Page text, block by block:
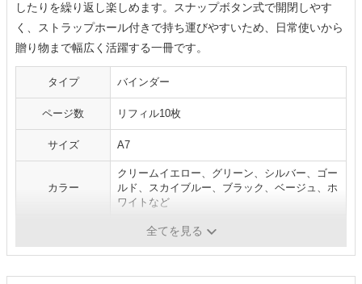
したりを繰り返し楽しめます。スナップボタン式で開閉しやす
く、ストラップホール付きで持ち運びやすいため、日常使いから
贈り物まで幅広く活躍する一冊です。
タイプ バインダー
ページ数 リフィル10枚
サイズ A7
カラー
クリームイエロー、グリーン、シルバー、ゴー
ルド、スカイブルー、ブラック、ベージュ、ホ
ワイトなど
Daction全てを見る